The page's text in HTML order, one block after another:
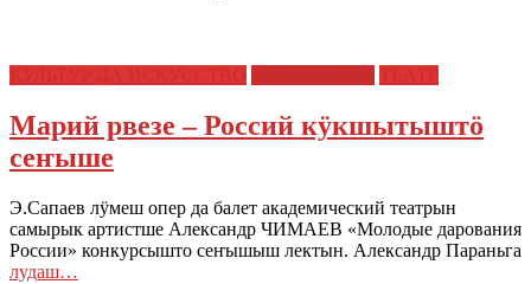
Марий рвезе – Россий кӱкшытыштӧ
сеҥыше
Э.Сапаев лӱмеш опер да балет академический театрын
самырык артистше Александр ЧИМАЕВ «Молодые дарования
России» конкурсышто сеҥышыш лектын. Александр Параньга
лудаш…